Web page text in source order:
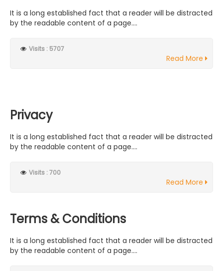
It is a long established fact that a reader will be distracted
by the readable content of a page....
Visits : 5707
Read More
Privacy
It is a long established fact that a reader will be distracted
by the readable content of a page....
Visits : 700
Read More
Terms & Conditions
It is a long established fact that a reader will be distracted
by the readable content of a page....